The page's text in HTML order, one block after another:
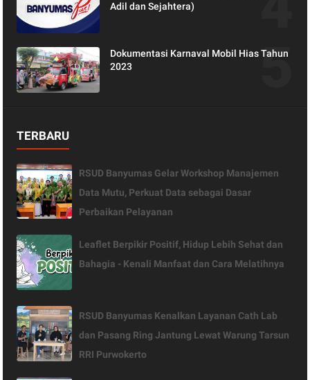
Adil dan Sejahtera)
Dokumentasi Karnaval Mobil Hias Tahun
2023
TERBARU
RSUD Banyumas Gelar Workshop Manajemen
Data Mutu, Perkuat Data sebagai Dasar
Perbaikan Pelayanan
Leaflet Berpikir Positif, Hidup Lebih Sehat dan
Bahagia - Kenali Manfaat dan Cara Melatihnya
RSUD Banyumas Kenalkan Layanan Cath Lab
dan Pasang Ring Jantung Lewat Warung Tarsun
RRI Purwokerto